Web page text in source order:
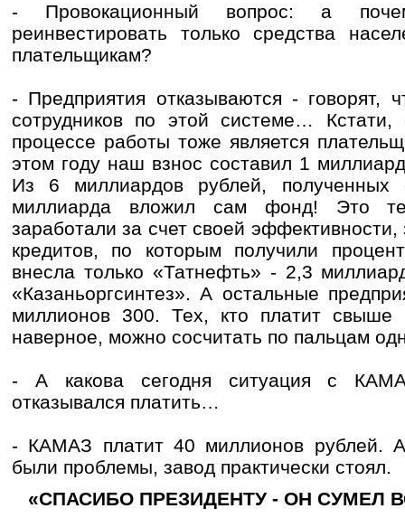
- Провокационный вопрос: а
реинвестировать только средства
плательщикам?
- Предприятия отказываются - говорят,
сотрудников по этой системе…
процессе работы тоже является
этом году наш взнос составил 1
Из 6 миллиардов рублей, полученных
миллиарда вложил сам фонд! Это
заработали за счет своей
кредитов, по которым получили
внесла только «Татнефть» - 2,3
«Казаньоргсинтез». А остальные
миллионов 300. Тех, кто платит свыше
наверное, можно сосчитать по пальцам
- А какова сегодня ситуация с
отказывался платить…
- КАМАЗ платит 40 миллионов рублей.
были проблемы, завод практически стоял.
«СПАСИБО ПРЕЗИДЕНТУ - ОН СУМЕЛ